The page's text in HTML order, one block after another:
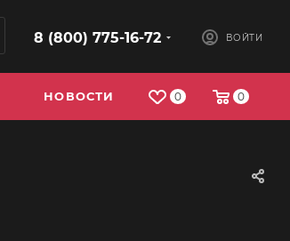
8 (800) 775-16-72 ВОЙТИ
0 0
НОВОСТИ